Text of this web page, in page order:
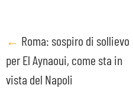
Post
navigation
← Roma: sospiro di sollievo
per El Aynaoui, come sta in
vista del Napoli